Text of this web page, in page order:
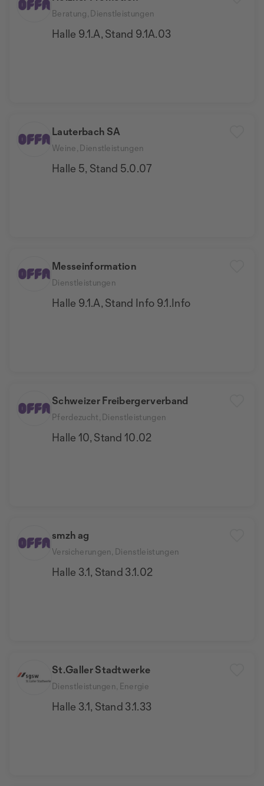
Beratung, Dienstleistungen
Halle 9.1.A, Stand 9.1A.03
Lauterbach SA
Weine, Dienstleistungen
Halle 5, Stand 5.0.07
Messeinformation
Dienstleistungen
Halle 9.1.A, Stand Info 9.1.Info
Schweizer Freibergerverband
Pferdezucht, Dienstleistungen
Halle 10, Stand 10.02
smzh ag
Versicherungen, Dienstleistungen
Halle 3.1, Stand 3.1.02
St.Galler Stadtwerke
Dienstleistungen, Energie
Halle 3.1, Stand 3.1.33